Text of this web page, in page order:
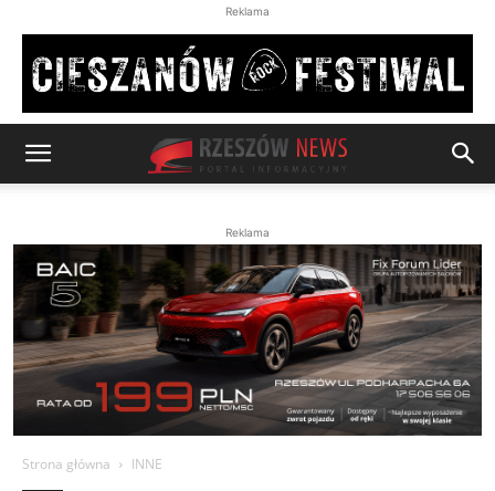
Reklama
Reklama
Strona główna INNE